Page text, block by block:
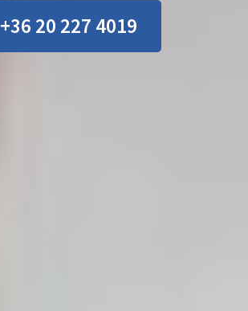
+36 20 227 4019